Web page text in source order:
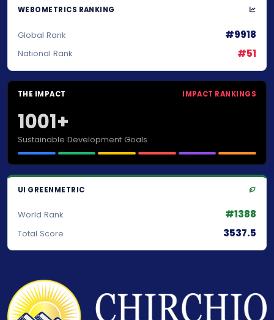
WEBOMETRICS RANKING
Global Rank #9918
National Rank #51
THE IMPACT IMPACT RANKINGS
1001+
Sustainable Development Goals
UI GREENMETRIC
World Rank #1388
Total Score 3537.5